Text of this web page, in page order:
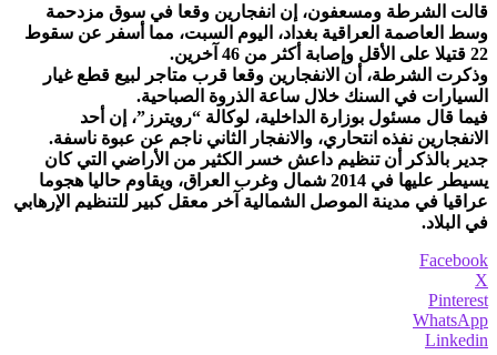
قالت الشرطة ومسعفون، إن انفجارين وقعا في سوق مزدحمة
وسط العاصمة العراقية بغداد، اليوم السبت، مما أسفر عن سقوط
22 قتيلا على الأقل وإصابة أكثر من 46 آخرين.
وذكرت الشرطة، أن الانفجارين وقعا قرب متاجر لبيع قطع غيار
السيارات في السنك خلال ساعة الذروة الصباحية.
فيما قال مسئول بوزارة الداخلية، لوكالة “رويترز”، إن أحد
الانفجارين نفذه انتحاري، والانفجار الثاني ناجم عن عبوة ناسفة.
جدير بالذكر أن تنظيم داعش خسر الكثير من الأراضي التي كان
يسيطر عليها في 2014 شمال وغرب العراق، ويقاوم حاليا هجوما
عراقيا في مدينة الموصل الشمالية آخر معقل كبير للتنظيم الإرهابي
في البلاد.
Facebook
X
Pinterest
WhatsApp
Linkedin